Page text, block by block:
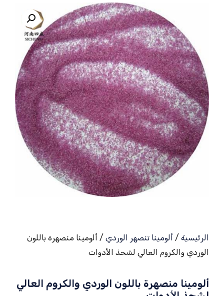
الرئيسية / ألومينا تنصهر الوردي / ألومينا منصهرة باللون
الوردي والكروم العالي لشحذ الأدوات
ألومينا منصهرة باللون الوردي والكروم العالي